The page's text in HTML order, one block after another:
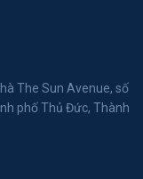
The Sun Avenue, số
phố Thủ Đức, Thành